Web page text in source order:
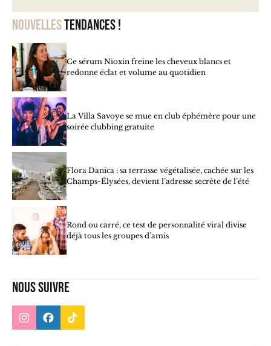
Nouvellestendances !
Ce sérum Nioxin freine les cheveux blancs et
redonne éclat et volume au quotidien
La Villa Savoye se mue en club éphémère pour une
soirée clubbing gratuite
Flora Danica : sa terrasse végétalisée, cachée sur les
Champs-Élysées, devient l’adresse secrète de l’été
Rond ou carré, ce test de personnalité viral divise
déjà tous les groupes d’amis
Nous suivre